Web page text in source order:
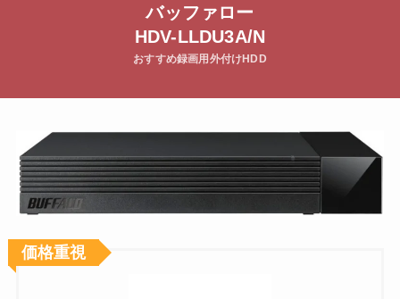
バッファロー
HDV-LLDU3A/N
おすすめ録画用外付けHDD
価格重視